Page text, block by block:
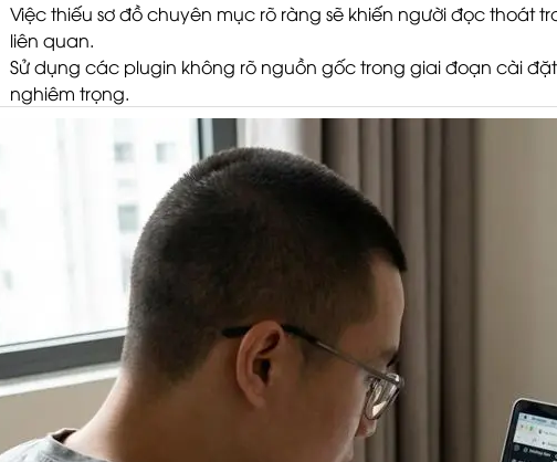
Việc thiếu sơ đồ chuyên mục rõ ràng sẽ khiến người đọc thoát
liên quan.
Sử dụng các plugin không rõ nguồn gốc trong giai đoạn cài
nghiêm trọng.